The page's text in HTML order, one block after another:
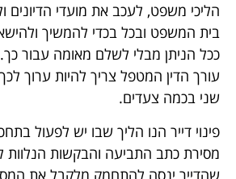
הליכי משפט, לעכב את מועדי הדיונים
בית המשפט ובכל בכדי להמשיך
ככל הניתן מבלי לשלם מאומה עבור כך.
עורך הדין המטפל צריך להיות ערוך
שני בכמה צעדים.
פינוי דייר הנו הליך שבו יש לפעול
מסירת כתב התביעה והבקשות
שהדייר ינסה להתחמק מלקבל את